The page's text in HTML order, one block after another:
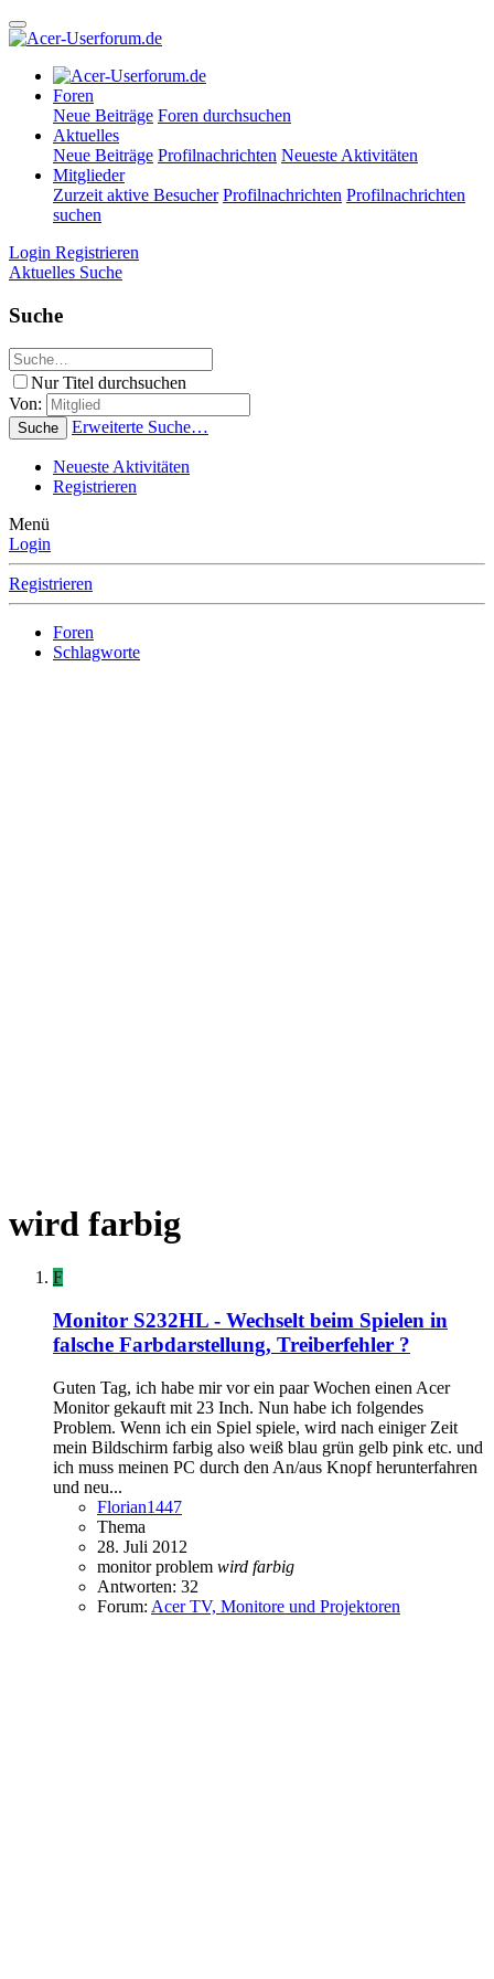
Foren
Neue Beiträge Foren durchsuchen
Aktuelles
Neue Beiträge Profilnachrichten Neueste Aktivitäten
Mitglieder
Zurzeit aktive Besucher Profilnachrichten Profilnachrichten
suchen
Login Registrieren
Aktuelles Suche
Suche
Nur Titel durchsuchen
Von:
Suche Erweiterte Suche…
Neueste Aktivitäten
Registrieren
Menü
Login
Registrieren
Foren
Schlagworte
wird farbig
F
Monitor S232HL - Wechselt beim Spielen in
falsche Farbdarstellung, Treiberfehler ?
Guten Tag, ich habe mir vor ein paar Wochen einen Acer
Monitor gekauft mit 23 Inch. Nun habe ich folgendes
Problem. Wenn ich ein Spiel spiele, wird nach einiger Zeit
mein Bildschirm farbig also weiß blau grün gelb pink etc. und
ich muss meinen PC durch den An/aus Knopf herunterfahren
und neu...
Florian1447
Thema
28. Juli 2012
monitorproblem wird farbig
Antworten: 32
Forum: Acer TV, Monitore und Projektoren